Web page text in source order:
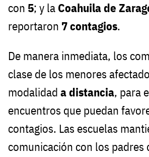
con 5; y la Coahuila de
reportaron 7 contagios.
De manera inmediata, los
clase de los menores
modalidad a distancia, para
encuentros que puedan
contagios. Las escuelas
comunicación con los padres